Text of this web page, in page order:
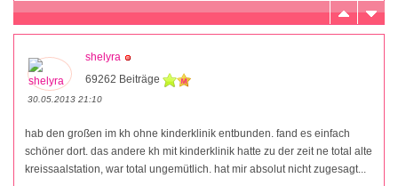
shelyra
69262 Beiträge
30.05.2013 21:10
hab den großen im kh ohne kinderklinik entbunden. fand es einfach
schöner dort. das andere kh mit kinderklinik hatte zu der zeit ne total alte
kreissaalstation, war total ungemütlich. hat mir absolut nicht zugesagt...